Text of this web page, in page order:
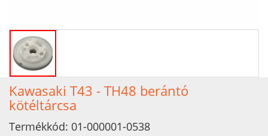
Kawasaki T43 - TH48 berántó
kötéltárcsa
Termékkód: 01-000001-0538